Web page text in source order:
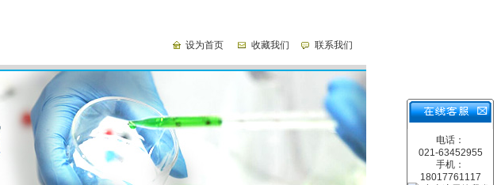
设为首页 收藏我们 联系我们
电话：
021-63452955
手机：
18017761117